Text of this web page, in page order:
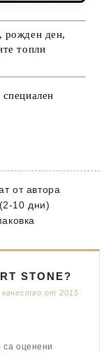
рожден ден,
топли
от автора
10 дни)
STONE?
от 2015
са оценени